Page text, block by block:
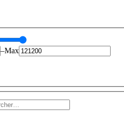
–Max